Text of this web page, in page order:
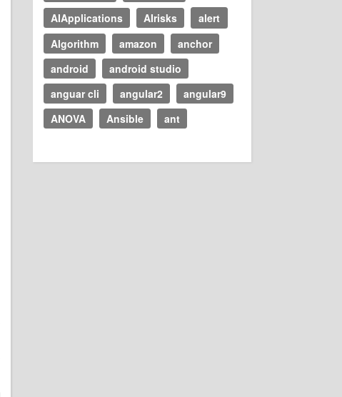
AIApplications
AIrisks
alert
Algorithm
amazon
anchor
android
android studio
anguar cli
angular2
angular9
ANOVA
Ansible ant